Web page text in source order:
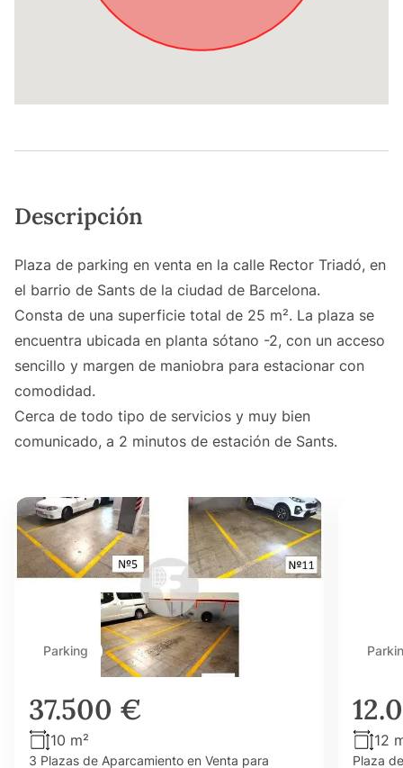
Descripción
Plaza de parking en venta en la calle Rector Triadó, en
el barrio de Sants de la ciudad de Barcelona.
Consta de una superficie total de 25 m². La plaza se
encuentra ubicada en planta sótano -2, con un acceso
sencillo y margen de maniobra para estacionar con
comodidad.
Cerca de todo tipo de servicios y muy bien
comunicado, a 2 minutos de estación de Sants.
Parking
37.500 €
10 m²
3 Plazas de Aparcamiento en Venta para
12
Plaza